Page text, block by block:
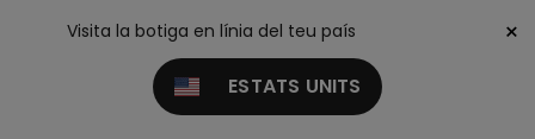
Visita la botiga en línia del teu país
ESTATS UNITS
×